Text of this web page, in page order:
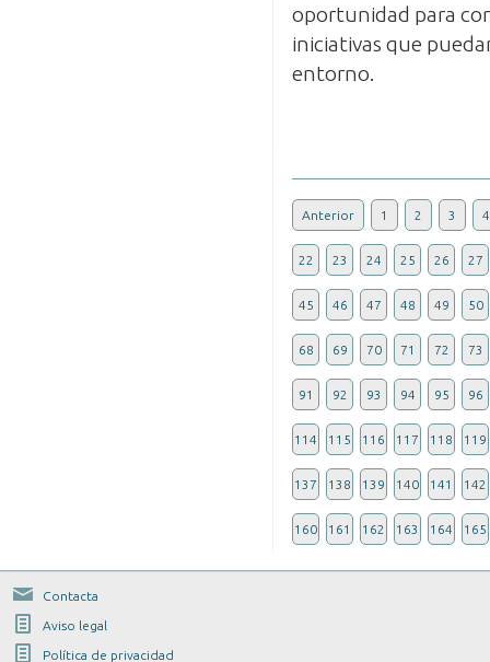
oportunidad para
iniciativas que
entorno.
Anterior 1 2 3 4
22 23 24 25 26 27
45 46 47 48 49 50
68 69 70 71 72 73
91 92 93 94 95 96
114 115 116 117 118 119
137 138 139 140 141 142
160 161 162 163 164 165
Contacta
Aviso legal
Política de privacidad